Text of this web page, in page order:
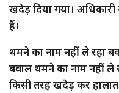
खदेड़ दिया गया।
हैं।
थमने का नाम नहीं ले रहा
बवाल थमने का नाम नहीं ले
किसी तरह खदेड़ कर हालात